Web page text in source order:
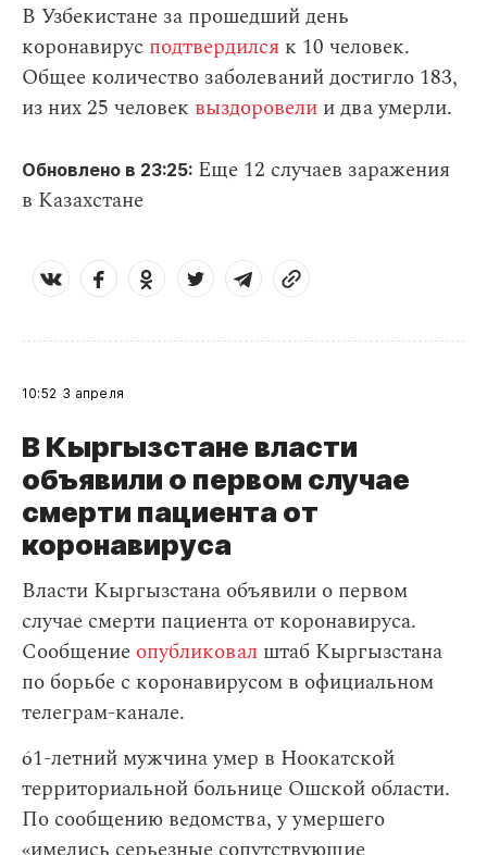
В Узбекистане за прошедший день
коронавирус подтвердился к 10 человек.
Общее количество заболеваний достигло 183,
из них 25 человек выздоровели и два умерли.
Обновлено в 23:25: Еще 12 случаев заражения
в Казахстане
10:52 3 апреля
В Кыргызстане власти
объявили о первом случае
смерти пациента от
коронавируса
Власти Кыргызстана объявили о первом
случае смерти пациента от коронавируса.
Сообщение опубликовал штаб Кыргызстана
по борьбе с коронавирусом в официальном
телеграм-канале.
61-летний мужчина умер в Ноокатской
территориальной больнице Ошской области.
По сообщению ведомства, у умершего